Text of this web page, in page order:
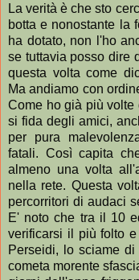
La verità è che sto
botta e nonostante la
ha dotato, non l'ho
se tuttavia posso dire
questa volta come
Ma andiamo con
Come ho già più volte
si fida degli amici,
per pura
fatali. Così capita
almeno una volta
nella rete. Questa
percorritori di audaci
E' noto che tra il 10
verificarsi il più folto
Perseidi, lo sciame
cometa morente